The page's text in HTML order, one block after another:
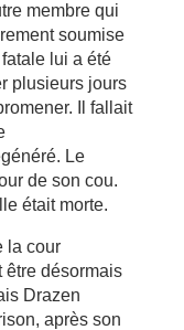
membre qui
soumise
lui a été
plusieurs jours
Il fallait
Le
de son cou.
était morte.
la cour
être désormais
Drazen
après son